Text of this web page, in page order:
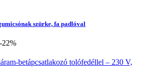
szürke, fa padlóval
-22%